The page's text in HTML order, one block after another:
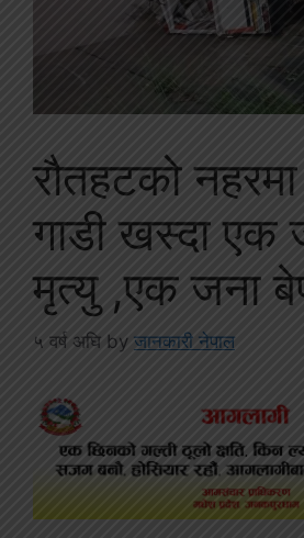
रौतहटको नहरमा
गाडी खस्दा एक
मृत्यु ,एक जना
५ वर्ष अघि by जानकारी नेपाल